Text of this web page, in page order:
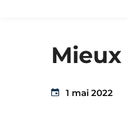
1 mai 2022